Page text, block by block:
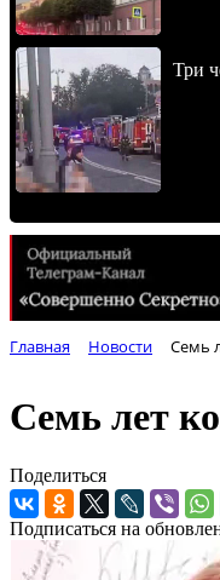
Три
Главная Новости Семь
Семь лет
Поделиться
Подписаться на